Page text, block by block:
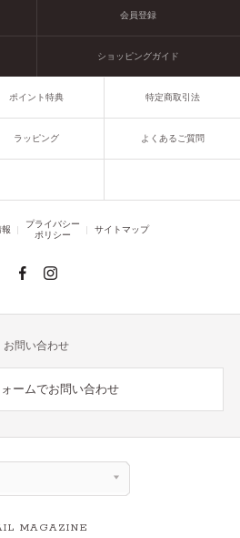
会員登録
ショッピングガイド
ポイント特典 特定商取引法
ラッピング よくあるご質問
プライバシー
ポリシー
サイトマップ
お問い合わせ
ームでお問い合わせ
MAGAZINE